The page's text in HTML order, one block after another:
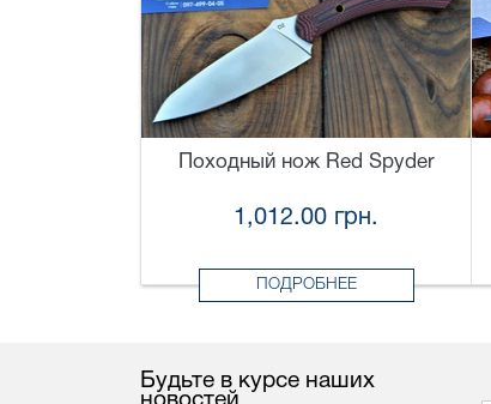
Походный нож Red Spyder
1,012.00 грн.
ПОДРОБНЕЕ
Будьте в курсе наших